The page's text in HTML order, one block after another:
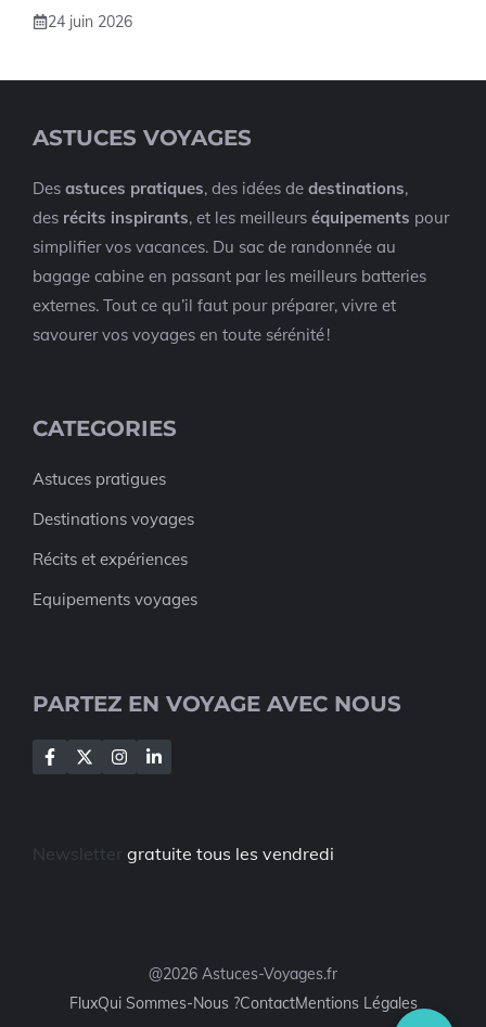
24 juin 2026
ASTUCES VOYAGES
Des astuces pratiques, des idées de destinations,
des récits inspirants, et les meilleurs équipements pour
simplifier vos vacances. Du sac de randonnée au
bagage cabine en passant par les meilleurs batteries
externes. Tout ce qu’il faut pour préparer, vivre et
savourer vos voyages en toute sérénité !
CATEGORIES
Astuces pratigues
Destinations voyages
Récits et expériences
Equipements voyages
PARTEZ EN VOYAGE AVEC NOUS
Newsletter gratuite tous les vendredi
@2026 Astuces-Voyages.fr
FluxQui Sommes-Nous ?ContactMentions Légales